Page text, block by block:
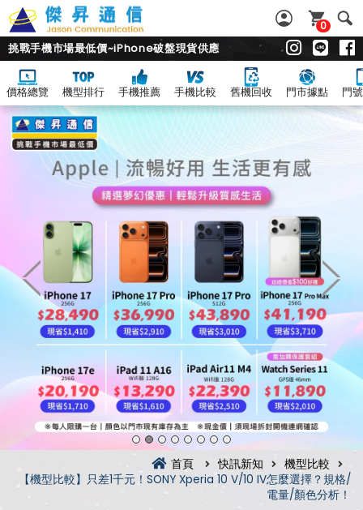
0
挑戰手機市場最低價~iPhone破盤現貨供應
價格總覽 機型排行 手機推薦 手機比較 舊機回收 門市據點 門
首頁 快訊新知
機型比較
【機型比較】只差1千元！SONY Xperia 10 V/10 IV怎麼選擇？規格/
電量/顏色分析！